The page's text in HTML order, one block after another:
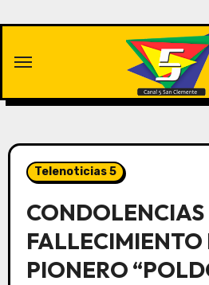
contenido
Telenoticias 5
CONDOLENCIAS
FALLECIMIENTO
PIONERO